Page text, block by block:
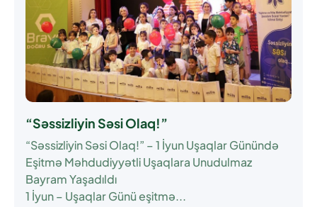
“Səssizliyin Səsi Olaq!”
“Səssizliyin Səsi Olaq!” – 1 İyun Uşaqlar Günündə
Eşitmə Məhdudiyyətli Uşaqlara Unudulmaz
Bayram Yaşadıldı
1 İyun – Uşaqlar Günü eşitmə...